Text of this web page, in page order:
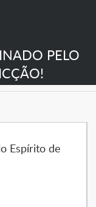
PELO
Espírito de